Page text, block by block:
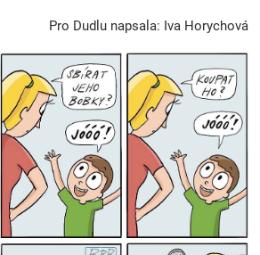
Pro Dudlu napsala: Iva Horychová